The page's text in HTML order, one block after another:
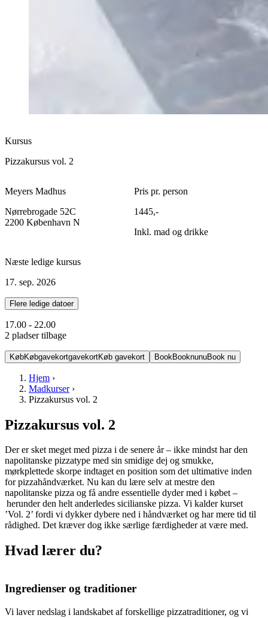
Kursus
Pizzakursus vol. 2
Meyers Madhus
Nørrebrogade 52C
2200 København N
Pris pr. person
1445,-
Inkl. mad og drikke
Næste ledige kursus
17. sep. 2026
Flere ledige datoer
17.00 - 22.00
2 pladser tilbage
KøbKøbgavekortgavekortKøb gavekort BookBooknunuBook nu
Hjem ›
Madkurser›
Pizzakursus vol. 2
Pizzakursus vol. 2
Der er sket meget med pizza i de senere år – ikke mindst har den
napolitanske pizzatype med sin smidige dej og smukke,
mørkplettede skorpe indtaget en position som det ultimative inden
for pizzahåndværket. Nu kan du lære selv at mestre den
napolitanske pizza og få andre essentielle dyder med i købet –
herunder den helt anderledes sicilianske pizza. Vi kalder kurset
’Vol. 2’ fordi vi dykker dybere ned i håndværket og har mere tid til
rådighed. Det kræver dog ikke særlige færdigheder at være med.
Hvad lærer du?
Ingredienser og traditioner
Vi laver nedslag i landskabet af forskellige pizzatraditioner, og vi